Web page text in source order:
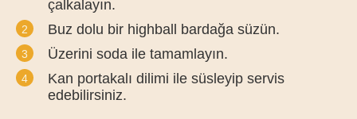
çalkalayın.
Buz dolu bir highball bardağa süzün.
Üzerini soda ile tamamlayın.
Kan portakalı dilimi ile süsleyip servis
edebilirsiniz.